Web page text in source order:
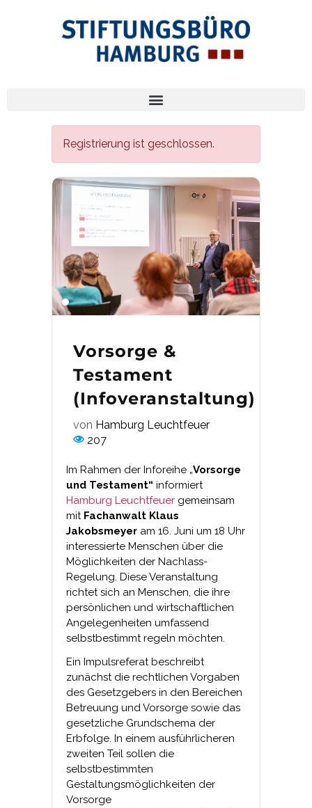
Registrierung ist geschlossen.
Vorsorge &
Testament
(Infoveranstaltung)
von Hamburg Leuchtfeuer
207
Im Rahmen der Inforeihe „Vorsorge
und Testament“ informiert
Hamburg Leuchtfeuer gemeinsam
mit Fachanwalt Klaus
Jakobsmeyer am 16. Juni um 18 Uhr
interessierte Menschen über die
Möglichkeiten der Nachlass-
Regelung. Diese Veranstaltung
richtet sich an Menschen, die ihre
persönlichen und wirtschaftlichen
Angelegenheiten umfassend
selbstbestimmt regeln möchten.
Ein Impulsreferat beschreibt
zunächst die rechtlichen Vorgaben
des Gesetzgebers in den Bereichen
Betreuung und Vorsorge sowie das
gesetzliche Grundschema der
Erbfolge. In einem ausführlicheren
zweiten Teil sollen die
selbstbestimmten
Gestaltungsmöglichkeiten der
Vorsorge